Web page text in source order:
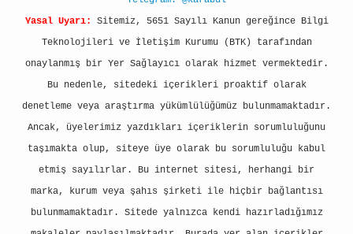
Yasal Uyarı:
Sitemiz, 5651 Sayılı Kanun gereğince Bilgi
Teknolojileri ve İletişim Kurumu (BTK) tarafından
onaylanmış bir Yer Sağlayıcı olarak hizmet vermektedir.
Bu nedenle, sitedeki içerikleri proaktif olarak
denetleme veya araştırma yükümlülüğümüz bulunmamaktadır.
Ancak, üyelerimiz yazdıkları içeriklerin sorumluluğunu
taşımakta olup, siteye üye olarak bu sorumluluğu kabul
etmiş sayılırlar. Bu internet sitesi, herhangi bir
marka, kurum veya şahıs şirketi ile hiçbir bağlantısı
bulunmamaktadır. Sitede yalnızca kendi hazırladığımız